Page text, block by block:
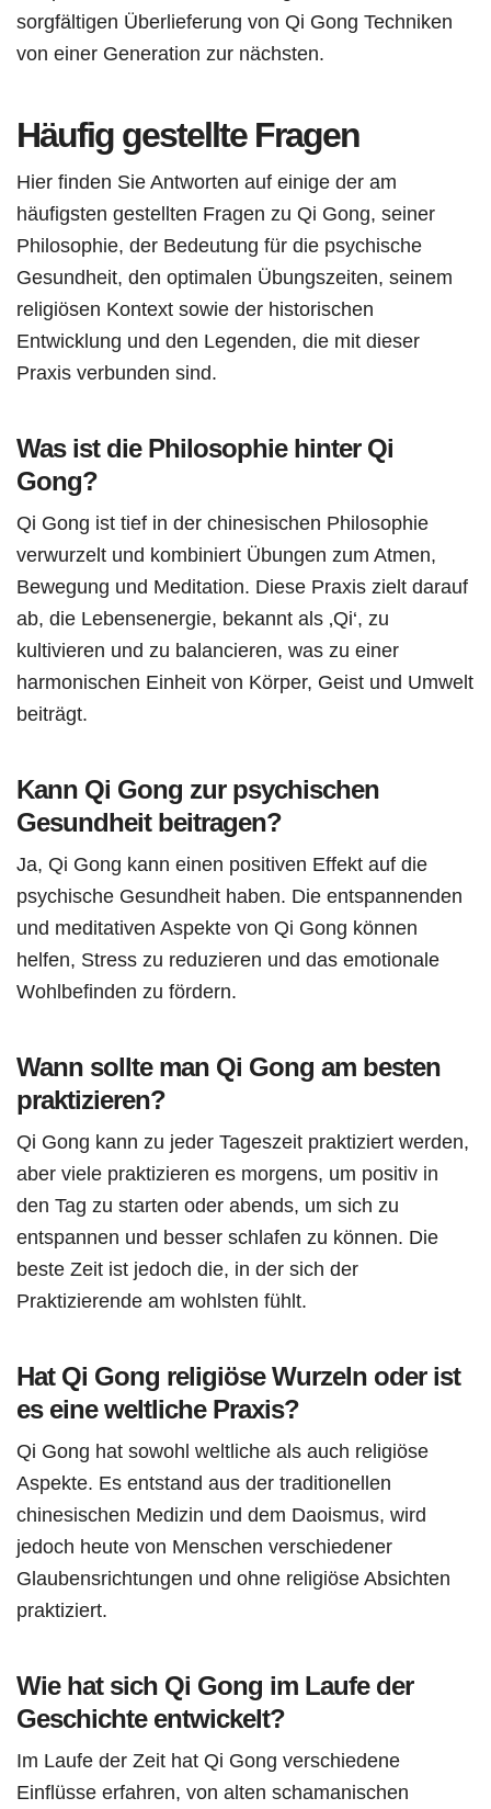
sorgfältigen Überlieferung von Qi Gong Techniken
von einer Generation zur nächsten.
Häufig gestellte Fragen
Hier finden Sie Antworten auf einige der am
häufigsten gestellten Fragen zu Qi Gong, seiner
Philosophie, der Bedeutung für die psychische
Gesundheit, den optimalen Übungszeiten, seinem
religiösen Kontext sowie der historischen
Entwicklung und den Legenden, die mit dieser
Praxis verbunden sind.
Was ist die Philosophie hinter Qi
Gong?
Qi Gong ist tief in der chinesischen Philosophie
verwurzelt und kombiniert Übungen zum Atmen,
Bewegung und Meditation. Diese Praxis zielt darauf
ab, die Lebensenergie, bekannt als ‚Qi‘, zu
kultivieren und zu balancieren, was zu einer
harmonischen Einheit von Körper, Geist und Umwelt
beiträgt.
Kann Qi Gong zur psychischen
Gesundheit beitragen?
Ja, Qi Gong kann einen positiven Effekt auf die
psychische Gesundheit haben. Die entspannenden
und meditativen Aspekte von Qi Gong können
helfen, Stress zu reduzieren und das emotionale
Wohlbefinden zu fördern.
Wann sollte man Qi Gong am besten
praktizieren?
Qi Gong kann zu jeder Tageszeit praktiziert werden,
aber viele praktizieren es morgens, um positiv in
den Tag zu starten oder abends, um sich zu
entspannen und besser schlafen zu können. Die
beste Zeit ist jedoch die, in der sich der
Praktizierende am wohlsten fühlt.
Hat Qi Gong religiöse Wurzeln oder ist
es eine weltliche Praxis?
Qi Gong hat sowohl weltliche als auch religiöse
Aspekte. Es entstand aus der traditionellen
chinesischen Medizin und dem Daoismus, wird
jedoch heute von Menschen verschiedener
Glaubensrichtungen und ohne religiöse Absichten
praktiziert.
Wie hat sich Qi Gong im Laufe der
Geschichte entwickelt?
Im Laufe der Zeit hat Qi Gong verschiedene
Einflüsse erfahren, von alten schamanischen